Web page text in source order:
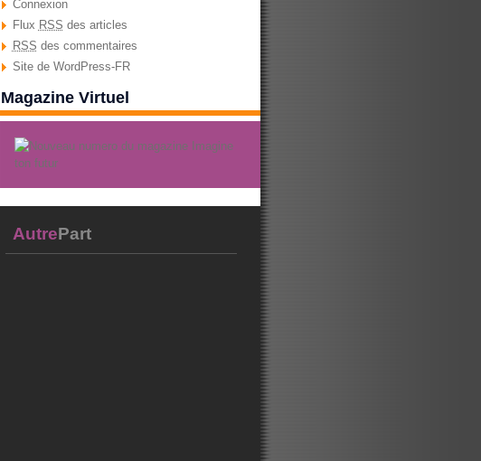
Connexion
Flux RSS des articles
RSS des commentaires
Site de WordPress-FR
Magazine Virtuel
AutrePart